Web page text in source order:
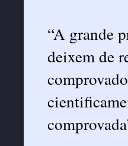
“A grande
deixem de